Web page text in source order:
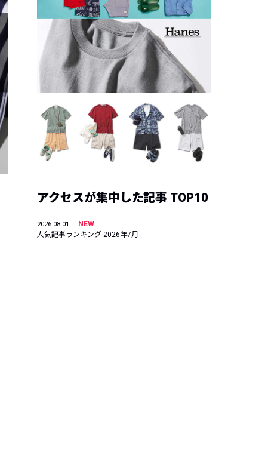
アクセスが集中した記事 TOP10
2026.08.01
NEW
人気記事ランキング 2026年7月